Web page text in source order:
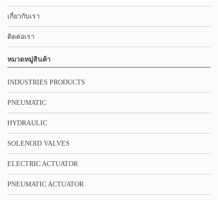
เกี่ยวกับเรา
ติดต่อเรา
หมวดหมู่สินค้า
INDUSTRIES PRODUCTS
PNEUMATIC
HYDRAULIC
SOLENOID VALVES
ELECTRIC ACTUATOR
PNEUMATIC ACTUATOR